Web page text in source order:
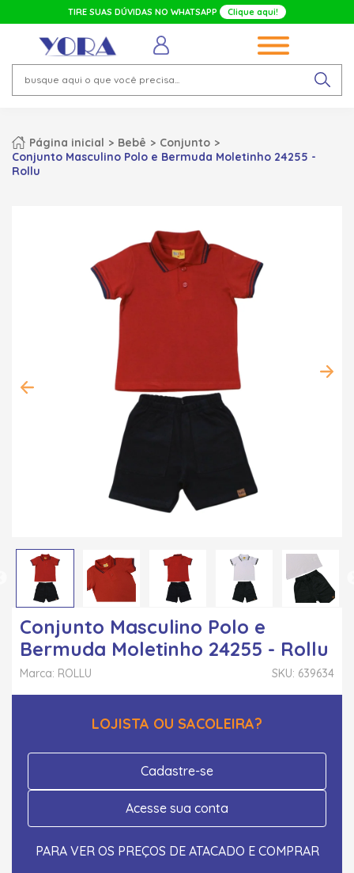
TIRE SUAS DÚVIDAS NO WHATSAPP Clique aqui!
Página inicial Bebê
Conjunto
Conjunto Masculino Polo e Bermuda Moletinho 24255 -
Rollu
Conjunto Masculino Polo e
Bermuda Moletinho 24255 - Rollu
SKU: 639634
Marca: ROLLU
LOJISTA OU SACOLEIRA?
Cadastre-se
Acesse sua conta
PARA VER OS PREÇOS DE ATACADO E COMPRAR